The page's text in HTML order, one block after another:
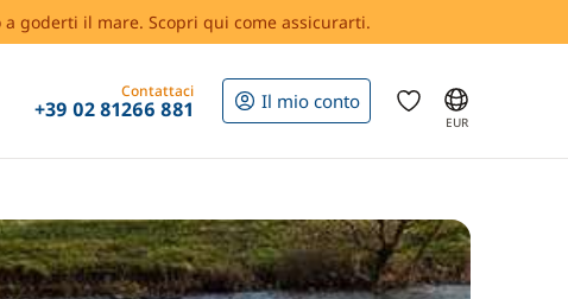
goderti il mare. Scopri qui come assicurarti.
Contattaci
+39 02 81266 881 Il mio conto
EUR